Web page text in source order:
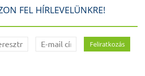
FEL HÍRLEVELÜNKRE!